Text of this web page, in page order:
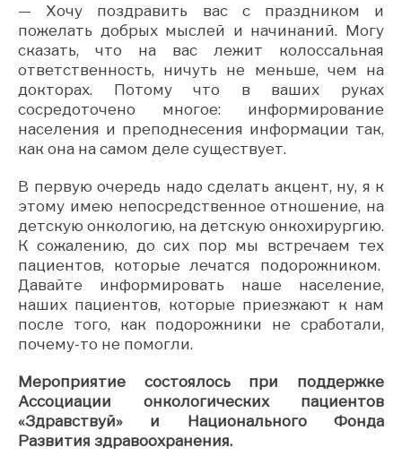
— Хочу поздравить вас с праздником и
пожелать добрых мыслей и начинаний. Могу
сказать, что на вас лежит колоссальная
ответственность, ничуть не меньше, чем на
докторах. Потому что в ваших руках
сосредоточено многое: информирование
населения и преподнесения информации так,
как она на самом деле существует.
В первую очередь надо сделать акцент, ну, я к
этому имею непосредственное отношение, на
детскую онкологию, на детскую онкохирургию.
К сожалению, до сих пор мы встречаем тех
пациентов, которые лечатся подорожником.
Давайте информировать наше население,
наших пациентов, которые приезжают к нам
после того, как подорожники не сработали,
почему-то не помогли.
Мероприятие состоялось при поддержке
Ассоциации онкологических пациентов
«Здравствуй» и Национального Фонда
Развития здравоохранения.